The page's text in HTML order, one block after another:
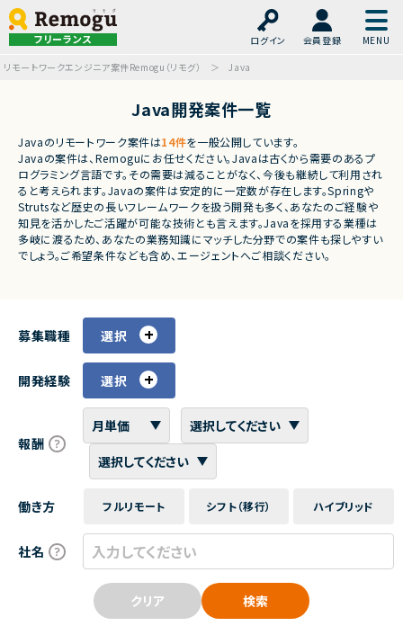
フリーランス ログイン
会員登録
リモートワークエンジニア案件Remogu（リモグ）
Java
Java開発案件一覧
Javaのリモートワーク案件は14件を一般公開しています。
Javaの案件は、Remoguにお任せください。Javaは古くから需要のあるプ
ログラミング言語です。その需要は減ることがなく、今後も継続して利用され
ると考えられます。Javaの案件は安定的に一定数が存在します。Springや
Strutsなど歴史の長いフレームワークを扱う開発も多く、あなたのご経験や
知見を活かしたご活躍が可能な技術とも言えます。Javaを採用する業種は
多岐に渡るため、あなたの業務知識にマッチした分野での案件も探しやすい
でしょう。ご希望条件なども含め、エージェントへご相談ください。
募集職種 選択
開発経験 選択
報酬
働き方 フルリモート シフト（移行） ハイブリッド
社名
クリア 検索